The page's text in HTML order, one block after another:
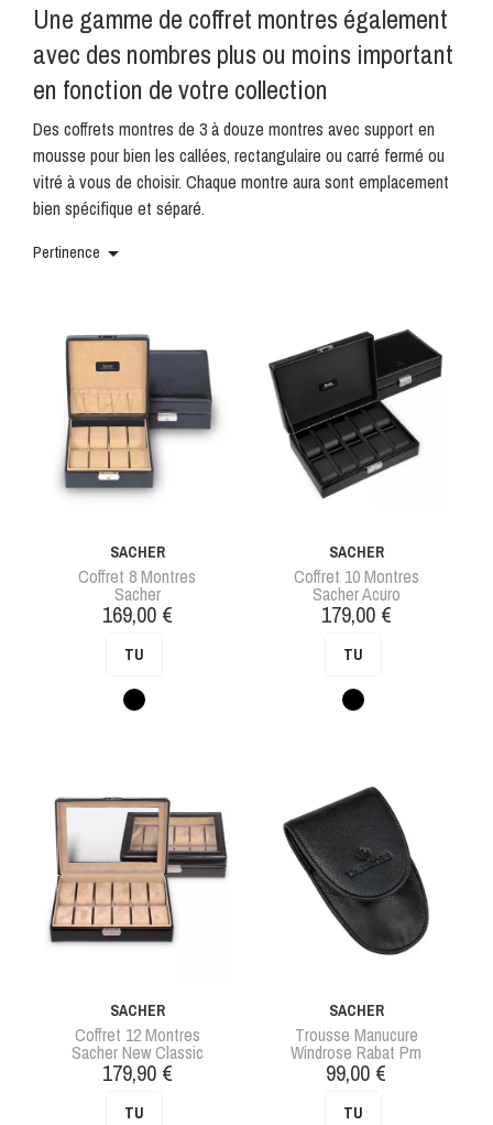
Une gamme de coffret montres également
avec des nombres plus ou moins important
en fonction de votre collection
Des coffrets montres de 3 à douze montres avec support en
mousse pour bien les callées, rectangulaire ou carré fermé ou
vitré à vous de choisir. Chaque montre aura sont emplacement
bien spécifique et séparé.
Pertinence 
SACHER
Coffret 8 Montres
Sacher
Prix
169,00 €
TU
Noir
SACHER
Coffret 10 Montres
Sacher Acuro
Prix
179,00 €
TU
Noir
SACHER
Coffret 12 Montres
Sacher New Classic
Prix
179,90 €
TU
SACHER
Trousse Manucure
Windrose Rabat Pm
Prix
99,00 €
TU